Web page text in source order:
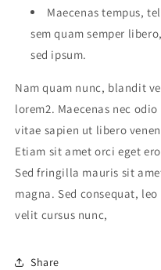
Maecenas tempus,
sem quam semper
sed ipsum.
Nam quam nunc, blandit
lorem2. Maecenas nec
vitae sapien ut libero
Etiam sit amet orci eget
Sed fringilla mauris sit
magna. Sed consequat,
velit cursus nunc,
Share